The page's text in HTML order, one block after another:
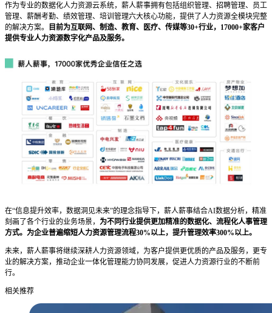
作为专业的数据化人力资源云系统，薪人薪事拥有包括组织管理、招聘管理、员工
管理、薪酬考勤、绩效管理、培训管理六大核心功能，提供了人力资源全模块完整
的解决方案。
目前为互联网、制造、教育、医疗、传媒等30+行业，17000+家客户
提供专业人力资源数字化产品及服务。
在“信息提升效率，数据洞见未来”的理念指导下，薪人薪事结合AI数据分析，精准
刻画了各个行业的业务场景， 为不同行业提供更加精准的数据化、流程化人事管理
方式。 为企业普遍缩短人力资源管理流程30%以上，提升管理效率300%以上。
未来，薪人薪事将继续深耕人力资源领域，为客户提供更优质的产品及服务，更专
业的解决方案，推动企业一体化管理能力协同发展，促进人力资源行业的不断前
行。
相关推荐